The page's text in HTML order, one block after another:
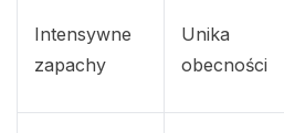
Intensywne
zapachy
Unika
obecności